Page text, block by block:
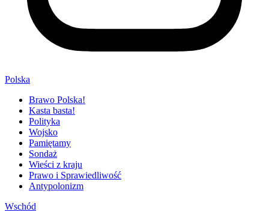
Polska
Brawo Polska!
Kasta basta!
Polityka
Wojsko
Pamiętamy
Sondaż
Wieści z kraju
Prawo i Sprawiedliwość
Antypolonizm
Wschód